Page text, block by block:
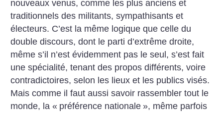
nouveaux venus, comme les plus anciens et
traditionnels des militants, sympathisants et
électeurs. C’est la même logique que celle du
double discours, dont le parti d’extrême droite,
même s’il n’est évidemment pas le seul, s’est fait
une spécialité, tenant des propos différents, voire
contradictoires, selon les lieux et les publics visés.
Mais comme il faut aussi savoir rassembler tout le
monde, la « préférence nationale », même parfois